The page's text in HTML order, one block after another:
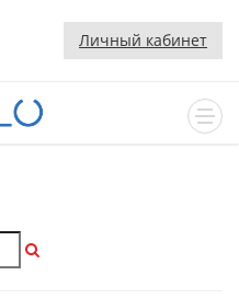
Личный кабинет